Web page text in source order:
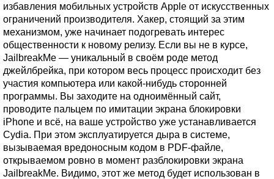
избавления мобильных устройств Apple от искусственных
ограничений производителя. Хакер, стоящий за этим
механизмом, уже начинает подогревать интерес
общественности к новому релизу. Если вы не в курсе,
JailbreakMe — уникальный в своём роде метод
джейлбрейка, при котором весь процесс происходит без
участия компьютера или какой-нибудь сторонней
программы. Вы заходите на одноимённый сайт,
проводите пальцем по имитации экрана блокировки
iPhone и всё, на ваше устройство уже устанавливается
Cydia. При этом эксплуатируется дыра в системе,
вызываемая вредоносным кодом в PDF-файле,
открываемом ровно в момент разблокировки экрана
JailbreakMe. Видимо, этот же метод будет использован в